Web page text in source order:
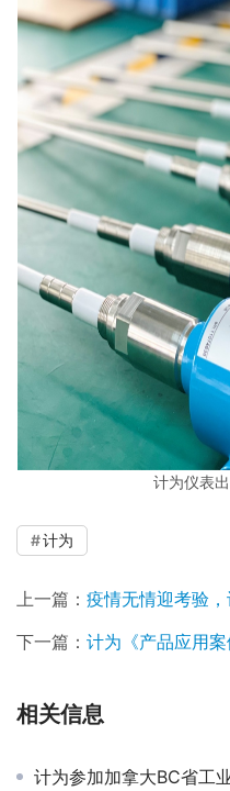
计为仪表
计为
上一篇： 疫情无情迎考验
下一篇： 计为《产品应用
相关信息
计为参加加拿大BC省工